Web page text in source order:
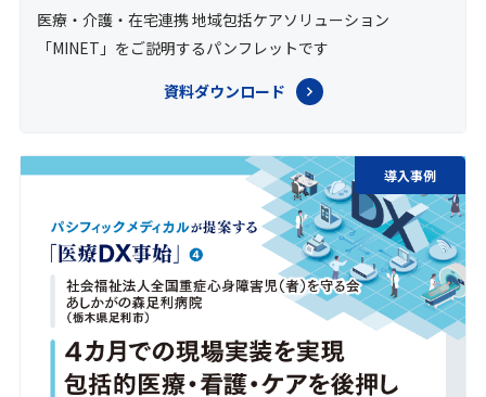
医療・介護・在宅連携 地域包括ケアソリューション
「MINET」をご説明するパンフレットです
資料ダウンロード
導入事例